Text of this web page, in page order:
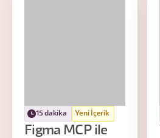
15 dakika Yeni İçerik
Figma MCP ile